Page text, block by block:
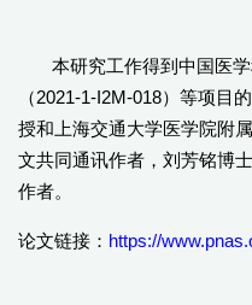
本研究工作得到中国医
（2021-1-I2M-018）等项目
授和上海交通大学医学院附
文共同通讯作者，刘芳铭博
作者。
论文链接： https://